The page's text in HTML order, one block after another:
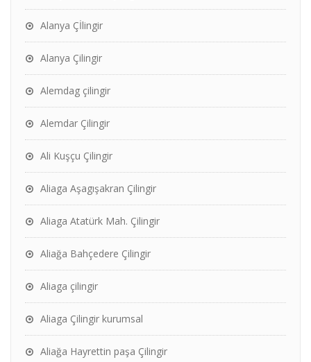
Alanya Çİlingir
Alanya Çilingir
Alemdag çilingir
Alemdar Çilingir
Ali Kuşçu Çilingir
Aliaga Aşagışakran Çilingir
Aliaga Atatürk Mah. Çilingir
Aliağa Bahçedere Çilingir
Aliaga çilingir
Aliaga Çilingir kurumsal
Aliağa Hayrettin paşa Çilingir